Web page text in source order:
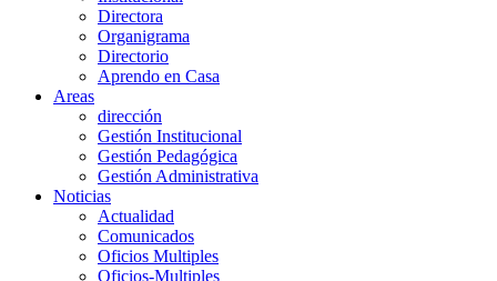
Directora
Organigrama
Directorio
Aprendo en Casa
Areas
dirección
Gestión Institucional
Gestión Pedagógica
Gestión Administrativa
Noticias
Actualidad
Comunicados
Oficios Multiples
Oficios-Multiples